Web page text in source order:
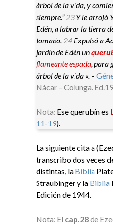
árbol de la vida, y
siempre.”23 Y le arrojó
Edén, a labrar la tierra
tomado. 24 Expulsó a
jardín de Edén un
flameante espada, para
árbol de la vida «. –
Nácar – Colunga.
Nota: Ese querubín es
11-19).
La siguiente cita a
transcribo dos veces
distintas, la Biblia
Straubinger y la Biblia
Edición de 1944.
Nota: El cap.28de